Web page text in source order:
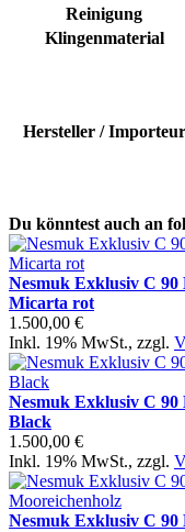
Reinigung
Klingenmaterial
Hersteller / Importeur
Du könntest auch an
Nesmuk Exklusiv C 90
Micarta rot
1.500,00 €
Inkl. 19% MwSt., zzgl.
Nesmuk Exklusiv C 90
Black
1.500,00 €
Inkl. 19% MwSt., zzgl.
Nesmuk Exklusiv C 90